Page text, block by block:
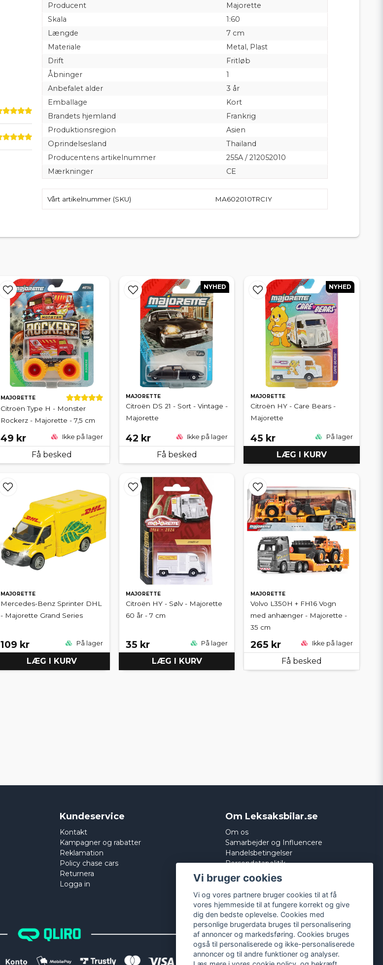
Producent
Majorette
Skala
1:60
Længde
7 cm
Materiale
Metal, Plast
Drift
Fritløb
Åbninger
1
Anbefalet alder
3 år
Emballage
Kort
Brandets hjemland
Frankrig
Produktionsregion
Asien
Oprindelsesland
Thailand
Producentens artikelnummer
255A / 212052010
Mærkninger
CE
Vårt artikelnummer (SKU) MA602010TRCIY
MAJORETTE
Citroën Type H - Monster
Rockerz - Majorette - 7,5 cm
49 kr Ikke på lager
Få besked
MAJORETTE
Citroën DS 21 - Sort - Vintage -
Majorette
42 kr Ikke på lager
Få besked
NYHED
MAJORETTE
Citroën HY - Care Bears -
Majorette
45 kr På lager
LÆG I KURV
NYHED
MAJORETTE
Mercedes-Benz Sprinter DHL
- Majorette Grand Series
109 kr På lager
LÆG I KURV
MAJORETTE
Citroën HY - Sølv - Majorette
60 år - 7 cm
35 kr På lager
LÆG I KURV
MAJORETTE
Volvo L350H + FH16 Vogn
med anhænger - Majorette -
35 cm
265 kr Ikke på lager
Få besked
Kundeservice
Kontakt
Kampagner og rabatter
Reklamation
Policy chase cars
Returnera
Logga in
Om Leksaksbilar.se
Om os
Samarbejder og Influencere
Handelsbetingelser
Persondatapolitik
Cookies
Vi bruger cookies
Vi og vores partnere bruger cookies til at få
vores hjemmeside til at fungere korrekt og give
dig den bedste oplevelse. Cookies med
personlige brugerdata bruges til personalisering
af annoncer og markedsføring. Cookies bruges
også til personaliserede og ikke-personaliserede
annoncer og til andre funktioner og analyser.